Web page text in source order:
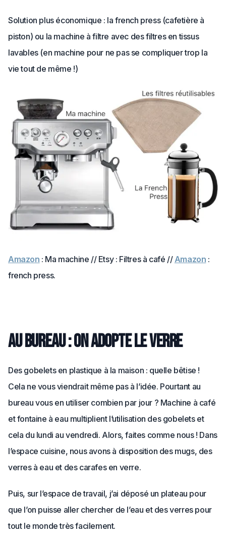
Solution plus économique : la french press (cafetière à
piston) ou la machine à filtre avec des filtres en tissus
lavables (en machine pour ne pas se compliquer trop la
vie tout de même !)
Amazon : Ma machine // Etsy : Filtres à café //Amazon :
french press.
Au bureau : on adopte le verre
Des gobelets en plastique à la maison : quelle bêtise !
Cela ne vous viendrait même pas à l’idée. Pourtant au
bureau vous en utiliser combien par jour ? Machine à café
et fontaine à eau multiplient l’utilisation des gobelets et
cela du lundi au vendredi. Alors, faites comme nous ! Dans
l’espace cuisine, nous avons à disposition des mugs, des
verres à eau et des carafes en verre.
Puis, sur l’espace de travail, j’ai déposé un plateau pour
que l’on puisse aller chercher de l’eau et des verres pour
tout le monde très facilement.